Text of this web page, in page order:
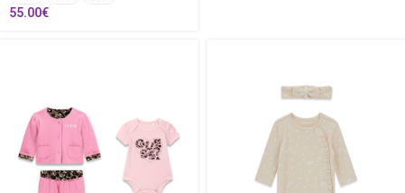
55.00€